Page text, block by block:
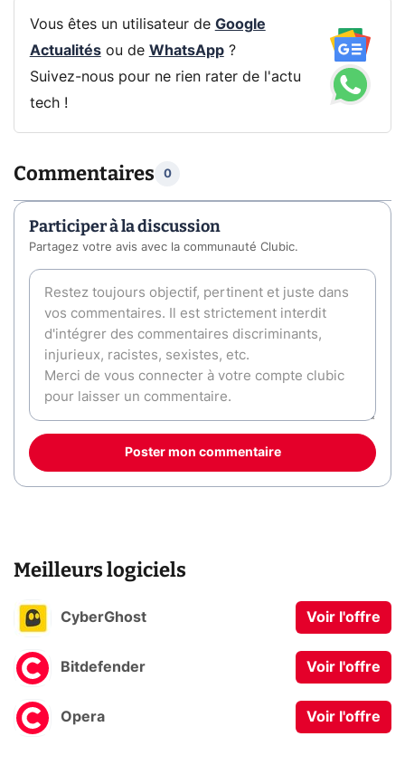
Vous êtes un utilisateur de Google
Actualitésou de WhatsApp?
Suivez-nous pour ne rien rater de l'actu
tech !
Commentaires 0
Participer à la discussion
Partagez votre avis avec la communauté Clubic.
Poster mon commentaire
Meilleurs logiciels
CyberGhost Voir l'offre
Bitdefender Voir l'offre
Opera Voir l'offre